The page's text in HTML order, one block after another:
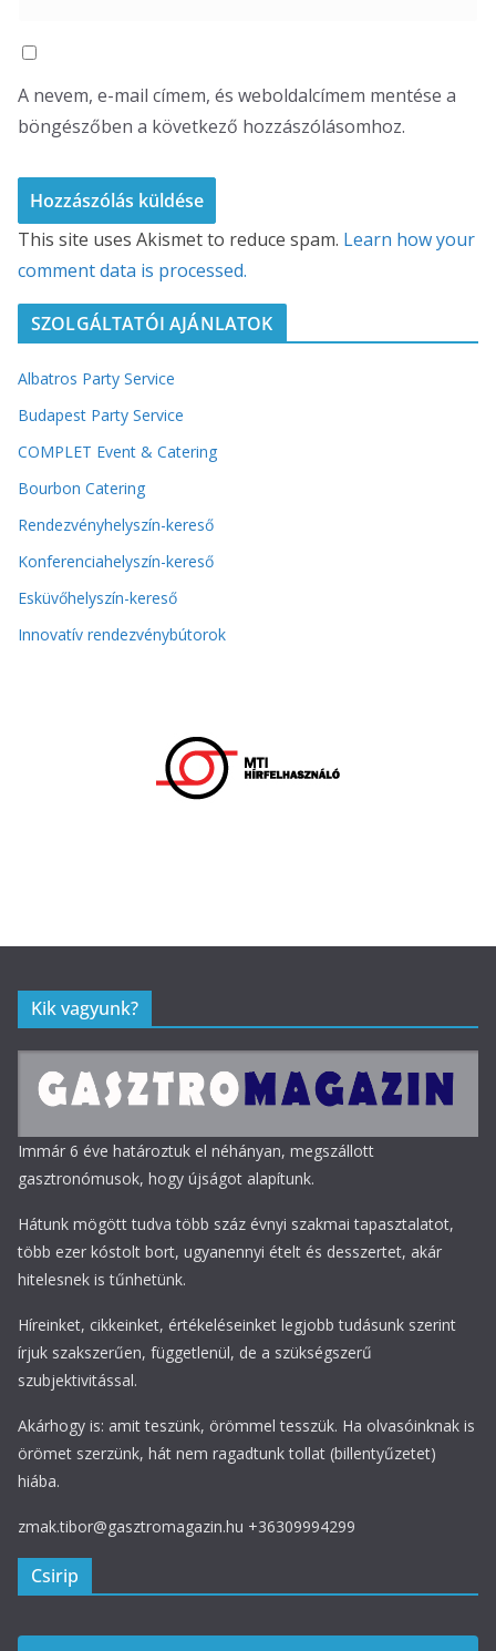
A nevem, e-mail címem, és weboldalcímem mentése a
böngészőben a következő hozzászólásomhoz.
This site uses Akismet to reduce spam. Learn how your
comment data is processed.
SZOLGÁLTATÓI AJÁNLATOK
Albatros Party Service
Budapest Party Service
COMPLET Event & Catering
Bourbon Catering
Rendezvényhelyszín-kereső
Konferenciahelyszín-kereső
Esküvőhelyszín-kereső
Innovatív rendezvénybútorok
Kik vagyunk?
Immár 6 éve határoztuk el néhányan, megszállott
gasztronómusok, hogy újságot alapítunk.
Hátunk mögött tudva több száz évnyi szakmai tapasztalatot,
több ezer kóstolt bort, ugyanennyi ételt és desszertet, akár
hitelesnek is tűnhetünk.
Híreinket, cikkeinket, értékeléseinket legjobb tudásunk szerint
írjuk szakszerűen, függetlenül, de a szükségszerű
szubjektivitással.
Akárhogy is: amit teszünk, örömmel tesszük. Ha olvasóinknak is
örömet szerzünk, hát nem ragadtunk tollat (billentyűzetet)
hiába.
zmak.tibor@gasztromagazin.hu +36309994299
Csirip